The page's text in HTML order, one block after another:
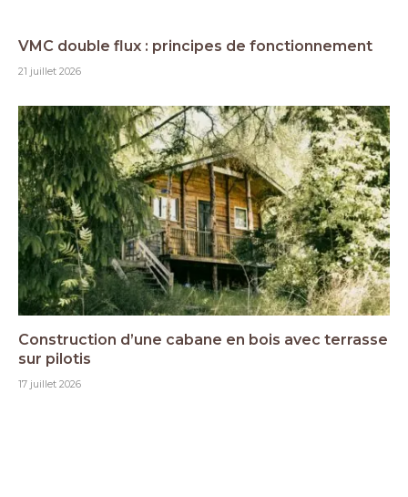
VMC double flux : principes de fonctionnement
21 juillet 2026
Construction d’une cabane en bois avec terrasse
sur pilotis
17 juillet 2026